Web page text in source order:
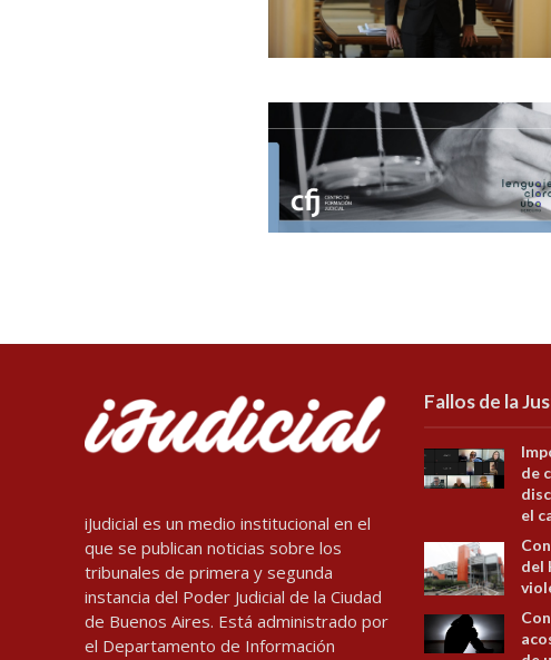
iJudicial es un medio institucional en el
que se publican noticias sobre los
tribunales de primera y segunda
instancia del Poder Judicial de la Ciudad
de Buenos Aires. Está administrado por
el Departamento de Información
Fallos de la
de
el
del